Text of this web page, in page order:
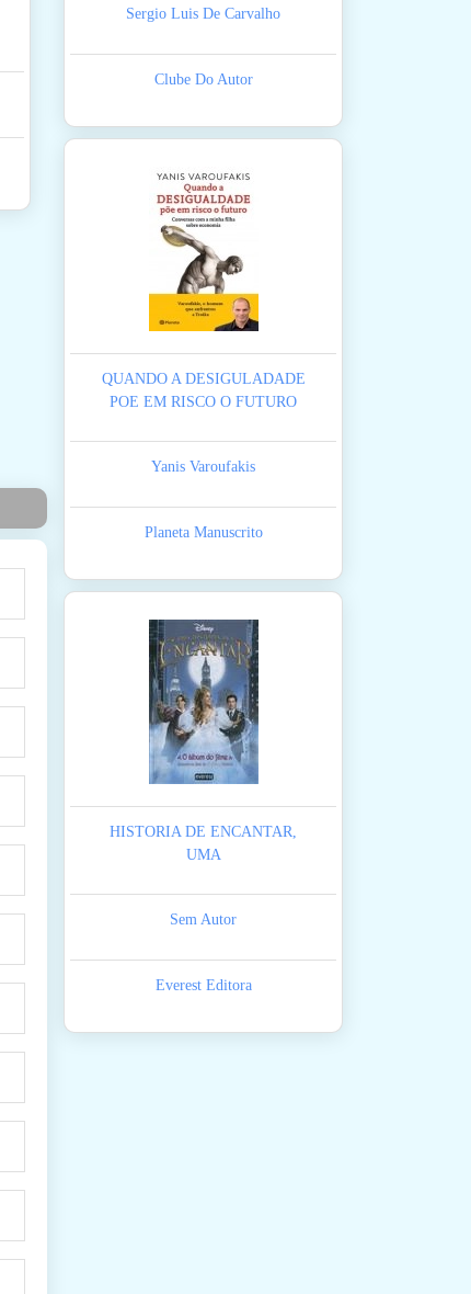
Sergio Luis De Carvalho
Clube Do Autor
QUANDO A DESIGULADADE
POE EM RISCO O FUTURO
Yanis Varoufakis
Planeta Manuscrito
HISTORIA DE ENCANTAR,
UMA
Sem Autor
Everest Editora